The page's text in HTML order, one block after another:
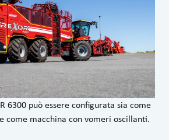
6300 può essere configurata sia come
come macchina con vomeri oscillanti.